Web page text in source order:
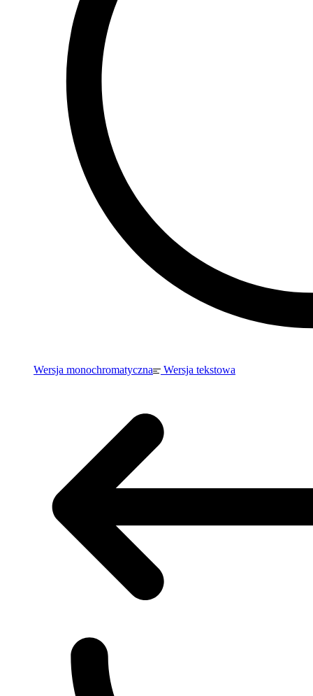
Wersja monochromatyczna Wersja tekstowa